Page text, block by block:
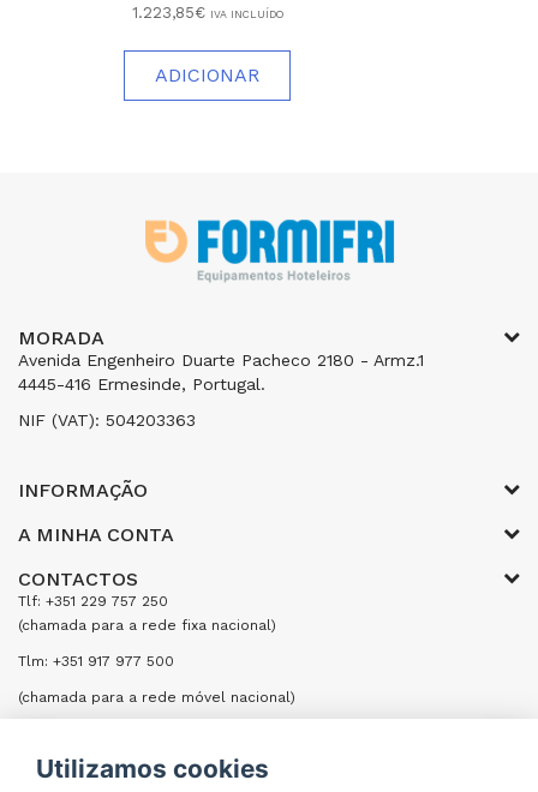
1.223,85€ IVA INCLUÍDO
ADICIONAR
MORADA
Avenida Engenheiro Duarte Pacheco 2180 - Armz.1
4445-416 Ermesinde, Portugal.
NIF (VAT): 504203363
INFORMAÇÃO
A MINHA CONTA
CONTACTOS
Tlf: +351 229 757 250
(chamada para a rede fixa nacional)
Tlm: +351 917 977 500
(chamada para a rede móvel nacional)
ENVIAR UMA MENSAGEM
Utilizamos cookies